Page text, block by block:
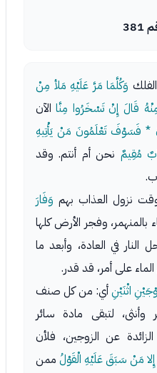
وَكُلَّمَا مَرَّ عَلَيْهِ مَلأ مِنْ
قَالَ إِنْ تَسْخَرُوا مِنَّاالآن
* فَسَوْفَ تَعْلَمُونَ مَنْ يَأْتِيهِ
مُقِيمٌ نحن أم أنتم. وقد
نزول العذاب بهم وَفَارَ
بالمنهمر، وفجر الأرض كلها
النار في العادة، وأبعد ما
على أمر، قد قدر.
اثْنَيْنِأي: من كل صنف
لتبقى مادة سائر
عن الزوجين، فلأن
مَنْ سَبَقَ عَلَيْهِ الْقَوْلُ ممن